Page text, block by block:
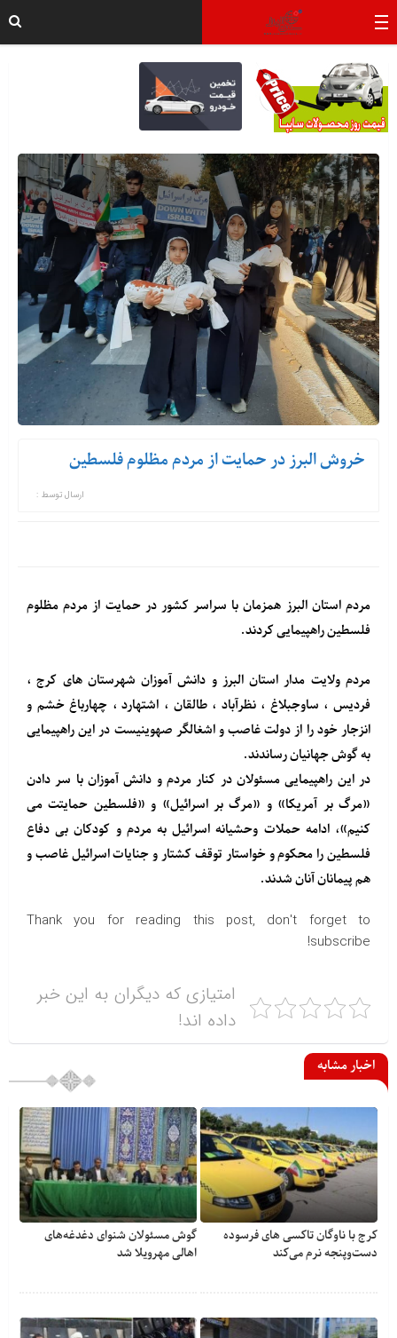
خروش البرز در حمایت از مردم مظلوم فلسطین
ارسال توسط :
مردم استان البرز همزمان با سراسر کشور در حمایت از مردم مظلوم
فلسطین راهپیمایی کردند.
مردم ولایت مدار استان البرز و دانش آموزان شهرستان های کرج ،
فردیس ، ساوجبلاغ ، نظرآباد ، طالقان ، اشتهارد ، چهارباغ خشم و
انزجار خود را از دولت غاصب و اشغالگر صهوینیست در این راهپیمایی
به گوش جهانیان رساندند.
در این راهپیمایی مسئولان در کنار مردم و دانش آموزان با سر دادن
«مرگ بر آمریکا» و «مرگ بر اسرائیل» و «فلسطین حمایتت می
کنیم»، ادامه حملات وحشیانه اسرائیل به مردم و کودکان بی دفاع
فلسطین را محکوم و خواستار توقف کشتار و جنایات اسرائیل غاصب و
هم پیمانان آنان شدند.
Thank you for reading this post, don't forget to
subscribe!
امتیازی که دیگران به این خبر
داده اند!
اخبار مشابه
کرج با ناوگان تاکسی های فرسوده
دست‌وپنجه نرم می‌کند
گوش مسئولان شنوای دغدغه‎‌های
اهالی مهرویلا شد